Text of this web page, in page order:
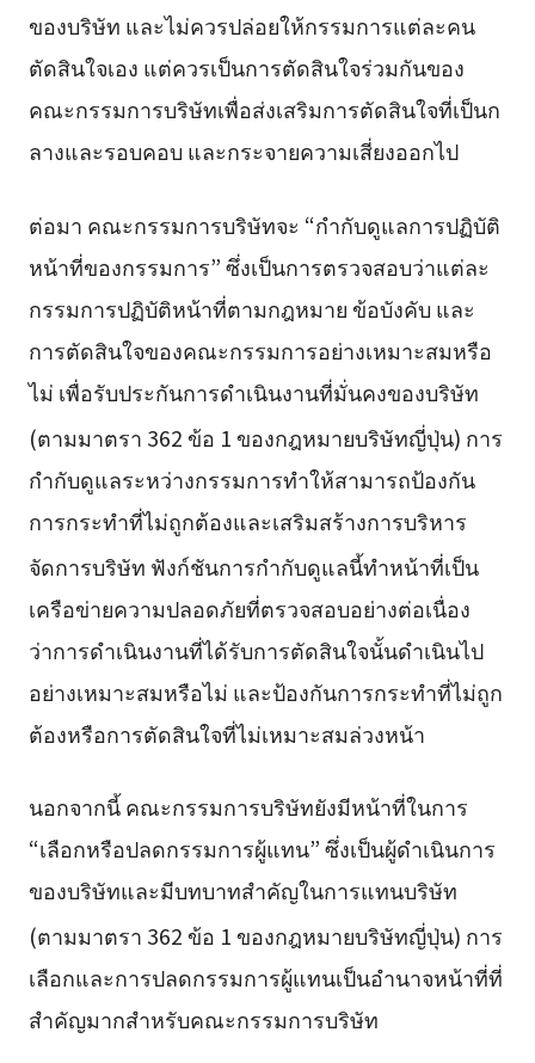
ของบริษัท และไม่ควรปล่อยให้กรรมการแต่ละคน
ตัดสินใจเอง แต่ควรเป็นการตัดสินใจร่วมกันของ
คณะกรรมการบริษัทเพื่อส่งเสริมการตัดสินใจที่เป็นก
ลางและรอบคอบ และกระจายความเสี่ยงออกไป
ต่อมา คณะกรรมการบริษัทจะ “กำกับดูแลการปฏิบัติ
หน้าที่ของกรรมการ” ซึ่งเป็นการตรวจสอบว่าแต่ละ
กรรมการปฏิบัติหน้าที่ตามกฎหมาย ข้อบังคับ และ
การตัดสินใจของคณะกรรมการอย่างเหมาะสมหรือ
ไม่ เพื่อรับประกันการดำเนินงานที่มั่นคงของบริษัท
(ตามมาตรา 362 ข้อ 1 ของกฎหมายบริษัทญี่ปุ่น) การ
กำกับดูแลระหว่างกรรมการทำให้สามารถป้องกัน
การกระทำที่ไม่ถูกต้องและเสริมสร้างการบริหาร
จัดการบริษัท ฟังก์ชันการกำกับดูแลนี้ทำหน้าที่เป็น
เครือข่ายความปลอดภัยที่ตรวจสอบอย่างต่อเนื่อง
ว่าการดำเนินงานที่ได้รับการตัดสินใจนั้นดำเนินไป
อย่างเหมาะสมหรือไม่ และป้องกันการกระทำที่ไม่ถูก
ต้องหรือการตัดสินใจที่ไม่เหมาะสมล่วงหน้า
นอกจากนี้ คณะกรรมการบริษัทยังมีหน้าที่ในการ
“เลือกหรือปลดกรรมการผู้แทน” ซึ่งเป็นผู้ดำเนินการ
ของบริษัทและมีบทบาทสำคัญในการแทนบริษัท
(ตามมาตรา 362 ข้อ 1 ของกฎหมายบริษัทญี่ปุ่น) การ
เลือกและการปลดกรรมการผู้แทนเป็นอำนาจหน้าที่ที่
สำคัญมากสำหรับคณะกรรมการบริษัท